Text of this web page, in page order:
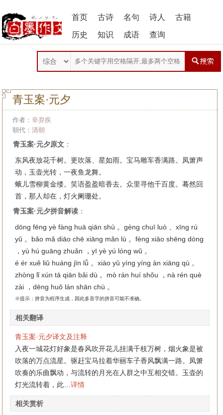
首页 古诗 名句 诗人 古籍
历史 知识 成语 查询
青玉案·元夕
作者：辛弃疾
朝代：清朝
青玉案·元夕原文 ：
东风夜放花千树。更吹落、星如雨。宝马雕车香满路。凤箫声
动，玉壶光转，一夜鱼龙舞。
蛾儿雪柳黄金缕。笑语盈盈暗香去。众里寻他千百度。蓦然回
首，那人却在，灯火阑珊处。
青玉案·元夕拼音解读 ：
dōng fēng yè fàng huā qiān shù 。gèng chuī luò 、xīng rú
yǔ 。bǎo mǎ diāo chē xiāng mǎn lù 。fèng xiāo shēng dòng
，yù hú guāng zhuǎn ，yī yè yú lóng wǔ 。
é ér xuě liǔ huáng jīn lǚ 。xiào yǔ yíng yíng àn xiāng qù 。
zhòng lǐ xún tā qiān bǎi dù 。mò rán huí shǒu ，nà rén què
zài ，dēng huǒ lán shān chù 。
※提示：拼音为程序生成，因此多音字的拼音可能不准确。
相关翻译
青玉案·元夕译文及注释
入夜一城花灯好象是春风吹开花儿挂满千枝万树，烟火象是被
吹落的万点流星。驱赶宝马拉着华丽车子香风飘满一路。凤箫
吹奏的乐曲飘动，与流转的月光在人群之中互相交错。玉壶的
灯光流转着，此…详情
相关赏析